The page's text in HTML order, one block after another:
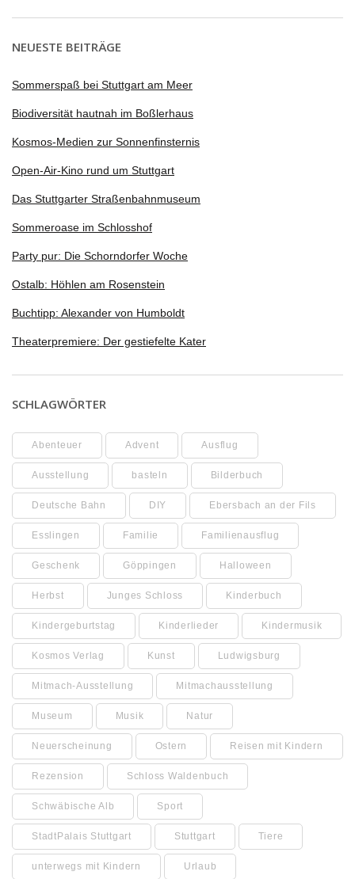
NEUESTE BEITRÄGE
Sommerspaß bei Stuttgart am Meer
Biodiversität hautnah im Boßlerhaus
Kosmos-Medien zur Sonnenfinsternis
Open-Air-Kino rund um Stuttgart
Das Stuttgarter Straßenbahnmuseum
Sommeroase im Schlosshof
Party pur: Die Schorndorfer Woche
Ostalb: Höhlen am Rosenstein
Buchtipp: Alexander von Humboldt
Theaterpremiere: Der gestiefelte Kater
SCHLAGWÖRTER
Abenteuer Advent Ausflug
Ausstellung basteln Bilderbuch
Deutsche Bahn DIY Ebersbach an der Fils
Esslingen Familie Familienausflug
Geschenk Göppingen Halloween
Herbst Junges Schloss Kinderbuch
Kindergeburtstag Kinderlieder Kindermusik
Kosmos Verlag Kunst Ludwigsburg
Mitmach-Ausstellung Mitmachausstellung
Museum Musik Natur
Neuerscheinung Ostern Reisen mit Kindern
Rezension Schloss Waldenbuch
Schwäbische Alb Sport
StadtPalais Stuttgart Stuttgart Tiere
unterwegs mit Kindern Urlaub